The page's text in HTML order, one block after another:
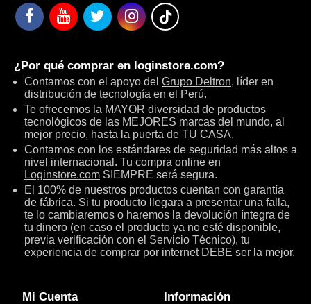
¿Por qué comprar en loginstore.com?
Contamos con el apoyo del Grupo Deltron, líder en
distribución de tecnología en el Perú.
Te ofrecemos la MAYOR diversidad de productos
tecnológicos de las MEJORES marcas del mundo, al
mejor precio, hasta la puerta de TU CASA.
Contamos con los estándares de seguridad más altos a
nivel internacional. Tu compra online en
Loginstore.com SIEMPRE será segura.
El 100% de nuestros productos cuentan con garantía
de fábrica. Si tu producto llegara a presentar una falla,
te lo cambiaremos o haremos la devolución íntegra de
tu dinero (en caso el producto ya no esté disponible,
previa verificación con el Servicio Técnico), tu
experiencia de comprar por internet DEBE ser la mejor.
Mi Cuenta Información